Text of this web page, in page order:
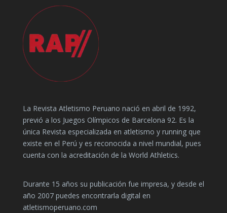
La Revista Atletismo Peruano nació en abril de 1992,
previó a los Juegos Olímpicos de Barcelona 92. Es la
única Revista especializada en atletismo y running que
existe en el Perú y es reconocida a nivel mundial, pues
cuenta con la acreditación de la World Athletics.
Durante 15 años su publicación fue impresa, y desde el
año 2007 puedes encontrarla digital en
atletismoperuano.com